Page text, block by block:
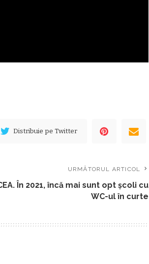
Distribuie pe Twitter
URMĂTORUL ARTICOL
În 2021, încă mai sunt opt școli cu
WC-ul în curte